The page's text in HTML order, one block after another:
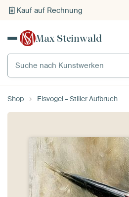
Kauf auf Rechnung
Individueller Druck auf Bestellung
Max Steinwald
Suche nach Kunstwerken
Shop Eisvogel – Stiller Aufbruch